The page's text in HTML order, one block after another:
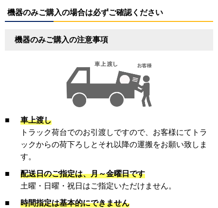
機器のみご購入の場合は必ずご確認ください
機器のみご購入の注意事項
■
車上渡し
トラック荷台でのお引渡しですので、お客様にてトラ
ックからの荷下ろしとそれ以降の運搬をお願い致しま
す。
■
配送日のご指定は、月～金曜日です
土曜・日曜・祝日はご指定いただけません。
■
時間指定は基本的にできません